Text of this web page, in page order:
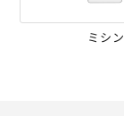
ミシン